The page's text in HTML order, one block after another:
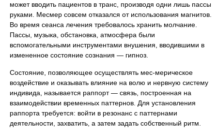
может вводить пациентов в транс, производя одни лишь пассы
руками. Месмер совсем отказался от использования магнитов.
Во время сеанса лечения требовалось хранить молчание.
Пассы, музыка, обстановка, атмосфера были
вспомогательными инструментами внушения, вводившими в
измененное состояние сознания — гипноз.
Состояние, позволяющее осуществлять мес-мерическое
воздействие и оказывать влияние на волю и нервную систему
индивида, называется раппорт — связь, построенная на
взаимодействии временных паттернов. Для установления
раппорта требуется: войти в резонанс с паттернами
деятельности, захватить, а затем задать собственный ритм.